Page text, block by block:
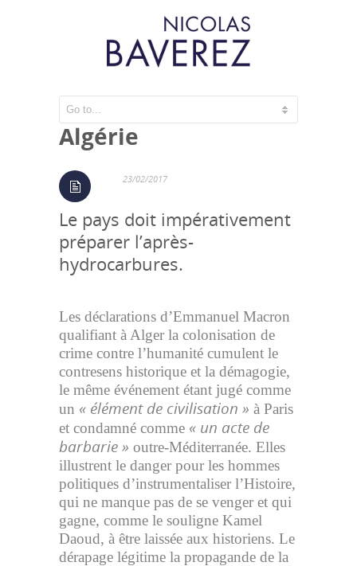
Ce qui se joue en
Algérie
23/02/2017
Le pays doit impérativement
préparer l’après-
hydrocarbures.
Les déclarations d’Emmanuel Macron
qualifiant à Alger la colonisation de
crime contre l’humanité cumulent le
contresens historique et la démagogie,
le même événement étant jugé comme
un « élément de civilisation » à Paris
et condamné comme « un acte de
barbarie » outre-Méditerranée. Elles
illustrent le danger pour les hommes
politiques d’instrumentaliser l’Histoire,
qui ne manque pas de se venger et qui
gagne, comme le souligne Kamel
Daoud, à être laissée aux historiens. Le
dérapage légitime la propagande de la